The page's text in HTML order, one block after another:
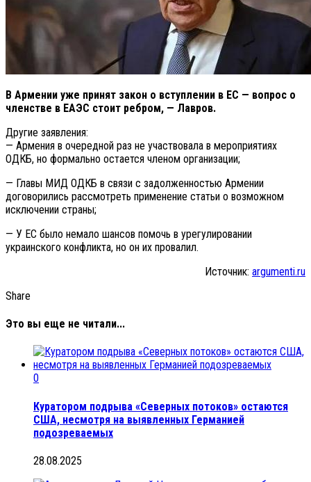
В Армении уже принят закон о вступлении в ЕС — вопрос о
членстве в ЕАЭС стоит ребром, — Лавров.
Другие заявления:
— Армения в очередной раз не участвовала в мероприятиях
ОДКБ, но формально остается членом организации;
— Главы МИД ОДКБ в связи с задолженностью Армении
договорились рассмотреть применение статьи о возможном
исключении страны;
— У ЕС было немало шансов помочь в урегулировании
украинского конфликта, но он их провалил.
Источник: argumenti.ru
Share
Это вы еще не читали...
0
Куратором подрыва «Северных потоков» остаются
США, несмотря на выявленных Германией
подозреваемых
28.08.2025